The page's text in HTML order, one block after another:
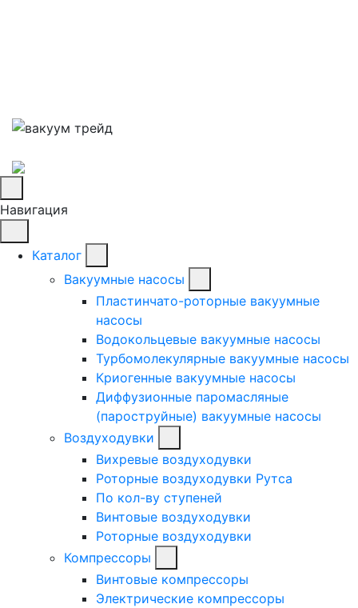
Навигация
Каталог
Вакуумные насосы
Пластинчато-роторные вакуумные
насосы
Водокольцевые вакуумные насосы
Турбомолекулярные вакуумные насосы
Криогенные вакуумные насосы
Диффузионные паромасляные
(пароструйные) вакуумные насосы
Воздуходувки
Вихревые воздуходувки
Роторные воздуходувки Рутса
По кол-ву ступеней
Винтовые воздуходувки
Роторные воздуходувки
Компрессоры
Винтовые компрессоры
Электрические компрессоры